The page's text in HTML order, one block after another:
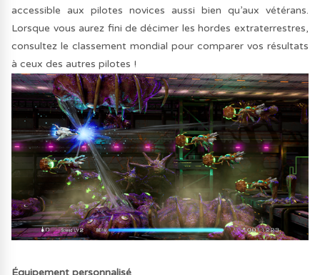
accessible aux pilotes novices aussi bien qu’aux vétérans.
Lorsque vous aurez fini de décimer les hordes extraterrestres,
consultez le classement mondial pour comparer vos résultats
à ceux des autres pilotes !